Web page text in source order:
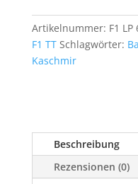
Menge
Artikelnummer: F1
F1 TT Schlagwörter:
Kaschmir
Beschreibung
Rezensionen (0)